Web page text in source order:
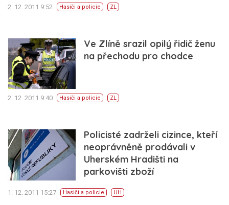
2. 12. 2011 9:52 Hasiči a policie ZL
Ve Zlíně srazil opilý řidič ženu
na přechodu pro chodce
2. 12. 2011 9:40 Hasiči a policie ZL
Policisté zadrželi cizince, kteří
neoprávněně prodávali v
Uherském Hradišti na
parkovišti zboží
1. 12. 2011 15:27 Hasiči a policie UH